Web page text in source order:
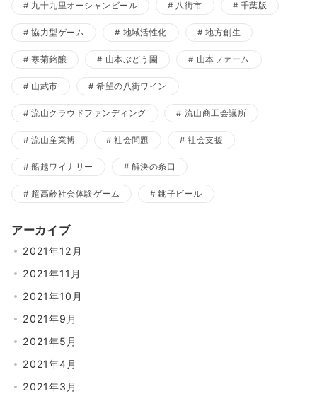
九十九里オーシャンビール 八街市 千葉版
協力型ゲーム 地域活性化 地方創生
寒菊銘醸 山本ぶどう園 山本ファーム
山武市 希望の八街ワイン
流山クラウドファンディング 流山商工会議所
流山産業博 社会問題 社会支援
船越ワイナリー 解決の糸口
超高齢社会体験ゲーム 銚子ビール
アーカイブ
2021年12月
2021年11月
2021年10月
2021年9月
2021年5月
2021年4月
2021年3月